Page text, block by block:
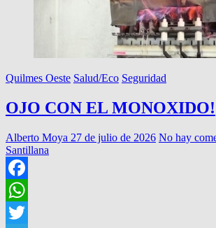
Quilmes Oeste Salud/Eco Seguridad
OJO CON EL MONOXIDO!
Alberto Moya 27 de julio de 2026 No hay
Santillana
Facebook
WhatsApp